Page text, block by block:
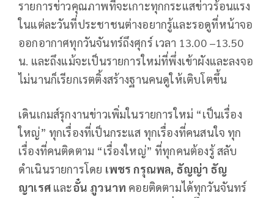
รายการข่าวคุณภาพที่จะเกาะทุกกระแสข่าวร้อนแรง
ในแต่ละวันที่ประชาชนต่างอยากรู้และรอดูที่หน้าจอ
ออกอากาศทุกวันจันทร์ถึงศุกร์ เวลา 13.00 –13.50
น. และถึงแม้จะเป็นรายการใหม่ที่พึ่งเข้าผังและลงจอ
ไม่นานก็เรียกเรตติ้งสร้างฐานคนดูให้เติบโตขึ้น
เดินเกมส์รุกงานข่าวเพิ่มในรายการใหม่ “เป็นเรื่อง
ใหญ่” ทุกเรื่องที่เป็นกระแส ทุกเรื่องที่คนสนใจ ทุก
เรื่องที่คนติดตาม “เรื่องใหญ่” ที่ทุกคนต้องรู้ สลับ
ดำเนินรายการโดย เพชร กรุณพล, ธัญญ่า ธัญ
ญาเรศและอั๋น ภูวนาท คอยติดตามได้ทุกวันจันทร์